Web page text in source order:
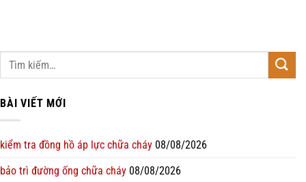
BÀI VIẾT MỚI
kiểm tra đồng hồ áp lực chữa cháy 08/08/2026
bảo trì đường ống chữa cháy 08/08/2026